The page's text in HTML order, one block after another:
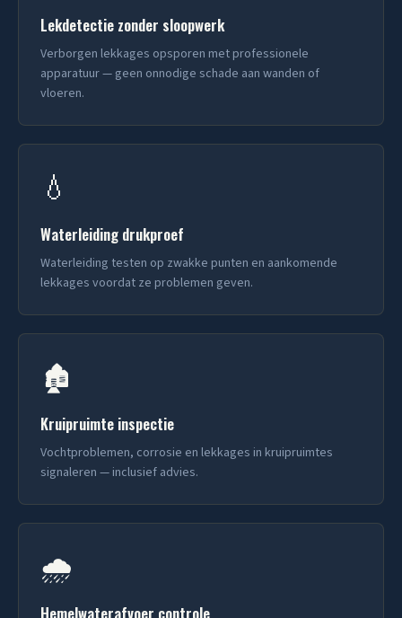
Lekdetectie zonder sloopwerk
Verborgen lekkages opsporen met professionele
apparatuur — geen onnodige schade aan wanden of
vloeren.
💧
Waterleiding drukproef
Waterleiding testen op zwakke punten en aankomende
lekkages voordat ze problemen geven.
🏚️
Kruipruimte inspectie
Vochtproblemen, corrosie en lekkages in kruipruimtes
signaleren — inclusief advies.
🌧️
Hemelwaterafvoer controle